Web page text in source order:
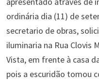
ordinária dia (11) de
secretario de obras,
iluminaria na Rua Clovis
Vista, em frente à casa
pois a escuridão tomou